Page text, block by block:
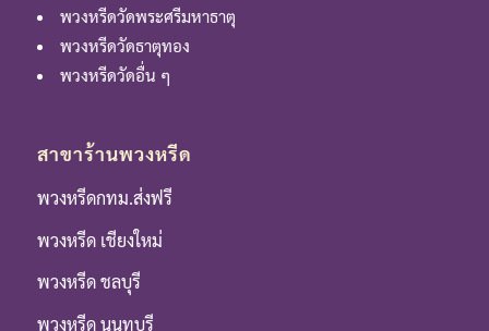
พวงหรีดวัดพระศรีมหาธาตุ
พวงหรีดวัดธาตุทอง
พวงหรีดวัดอื่น ๆ
สาขาร้านพวงหรีด
พวงหรีดกทม.ส่งฟรี
พวงหรีด เชียงใหม่
พวงหรีด ชลบุรี
พวงหรีด นนทบุรี